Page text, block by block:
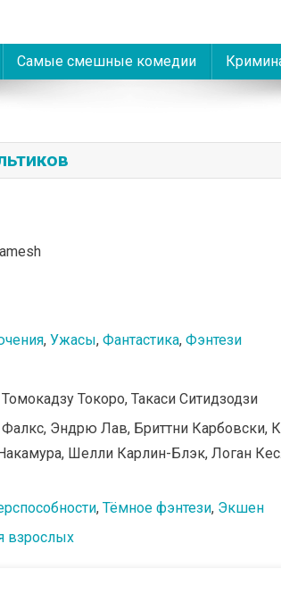
Самые смешные комедии
, Ужасы, Фантастика, Фэнтези
Токоро, Такаси Ситидзодзи
Эндрю Лав, Бриттни Карбовски,
Шелли Карлин-Блэк, Логан
, Тёмное фэнтези, Экшен
взрослых